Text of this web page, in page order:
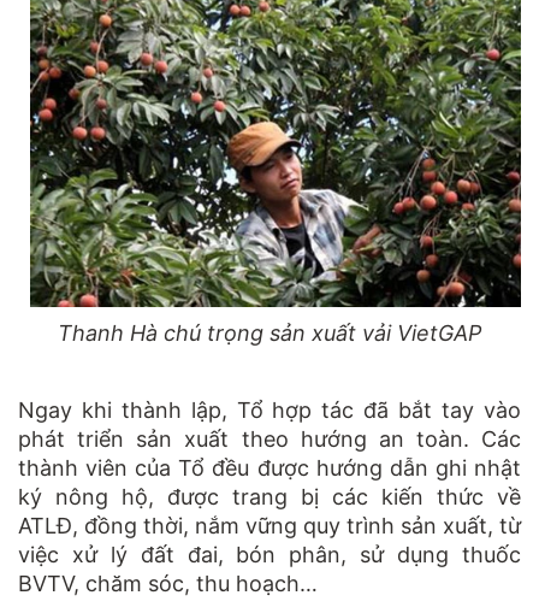
Thanh Hà chú trọng sản xuất vải VietGAP
Ngay khi thành lập, Tổ hợp tác đã bắt tay vào
phát triển sản xuất theo hướng an toàn. Các
thành viên của Tổ đều được hướng dẫn ghi nhật
ký nông hộ, được trang bị các kiến thức về
ATLĐ, đồng thời, nắm vững quy trình sản xuất, từ
việc xử lý đất đai, bón phân, sử dụng thuốc
BVTV, chăm sóc, thu hoạch…